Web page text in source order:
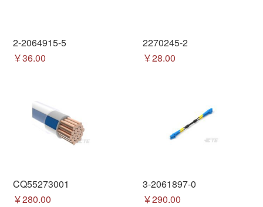
2-2064915-5
￥36.00
2270245-2
￥28.00
CQ55273001
￥280.00
3-2061897-0
￥290.00